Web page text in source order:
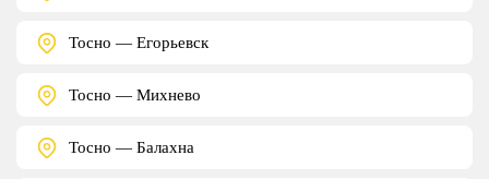
Тосно — Егорьевск
Тосно — Михнево
Тосно — Балахна